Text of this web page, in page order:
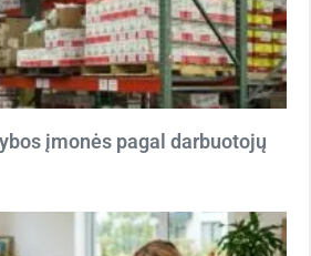
įmonės pagal darbuotojų